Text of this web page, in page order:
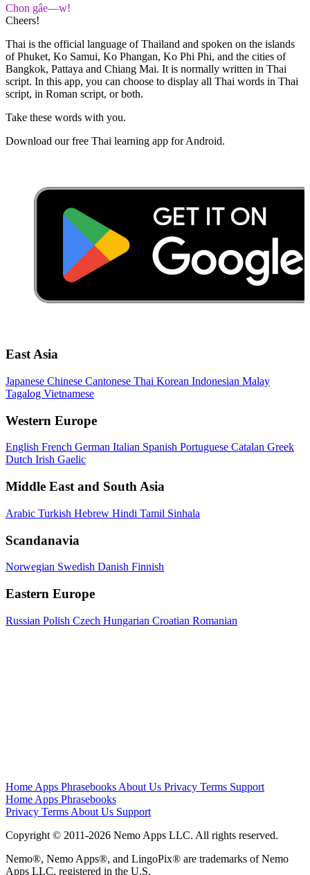
Chon gâe—w!
Cheers!
Thai is the official language of Thailand and spoken on the islands
of Phuket, Ko Samui, Ko Phangan, Ko Phi Phi, and the cities of
Bangkok, Pattaya and Chiang Mai. It is normally written in Thai
script. In this app, you can choose to display all Thai words in Thai
script, in Roman script, or both.
Take these words with you.
Download our free Thai learning app for Android.
East Asia
Japanese Chinese Cantonese Thai Korean Indonesian Malay
Tagalog Vietnamese
Western Europe
English French German Italian Spanish Portuguese Catalan Greek
Dutch Irish Gaelic
Middle East and South Asia
Arabic Turkish Hebrew Hindi Tamil Sinhala
Scandanavia
Norwegian Swedish Danish Finnish
Eastern Europe
Russian Polish Czech Hungarian Croatian Romanian
Home Apps Phrasebooks About Us Privacy Terms Support
Home Apps Phrasebooks
Privacy Terms About Us Support
Copyright © 2011-2026 Nemo Apps LLC. All rights reserved.
Nemo®, Nemo Apps®, and LingoPix® are trademarks of Nemo
Apps LLC, registered in the U.S.